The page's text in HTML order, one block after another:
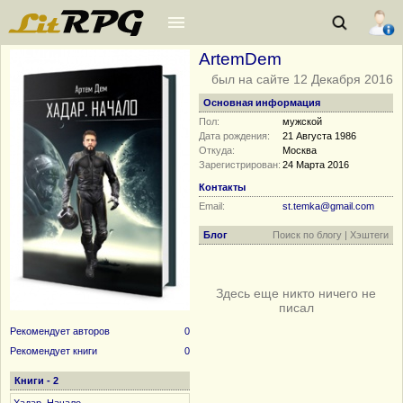
Рекомендует авторов
0
Рекомендует книги
0
Книги - 2
ArtemDem
был на сайте 12 Декабря 2016
Основная информация
Пол:
мужской
Дата рождения:
21 Августа 1986
Откуда:
Москва
Зарегистрирован: 24 Марта 2016
Контакты
Email:
st.temka@gmail.com
Блог Поиск по блогу | Хэштеги
Здесь еще никто ничего не
писал